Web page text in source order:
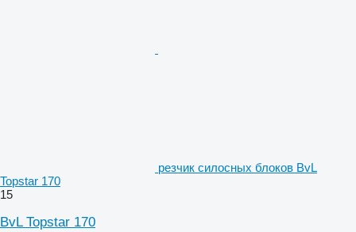
резчик силосных блоков BvL
Topstar 170
15
BvL Topstar 170